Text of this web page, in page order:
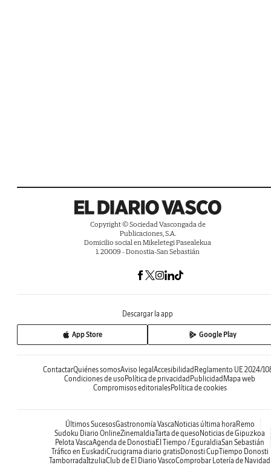
Copyright © Sociedad Vascongada de
Publicaciones, S.A.
Domicilio social en Mikeletegi Pasealekua
1. 20009 - Donostia-San Sebastián
Descargar la app
App Store Google Play
ContactarQuiénes somosAviso legalAccesibilidadReglamento UE 2024/
Condiciones de usoPolítica de privacidadPublicidadMapa web
Compromisos editorialesPolítica de cookies
Últimos SucesosGastronomía VascaNoticias última horaRemo
Sudoku Diario OnlineZinemaldiaTarta de quesoNoticias de Gipuzkoa
Pelota VascaAgenda de DonostiaEl Tiempo / EguraldiaSan Sebastián
Tráfico en EuskadiCrucigrama diario gratisDonosti CupTiempo Donosti
TamborradaItzuliaClub de El Diario VascoComprobar Lotería de Navidad